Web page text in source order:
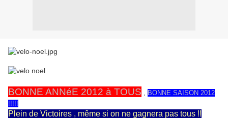
BONNE ANNéE 2012 à TOUS
BONNE SAISON 2012
!!!!!
Plein de Victoires , même si on ne gagnera pas tous !!